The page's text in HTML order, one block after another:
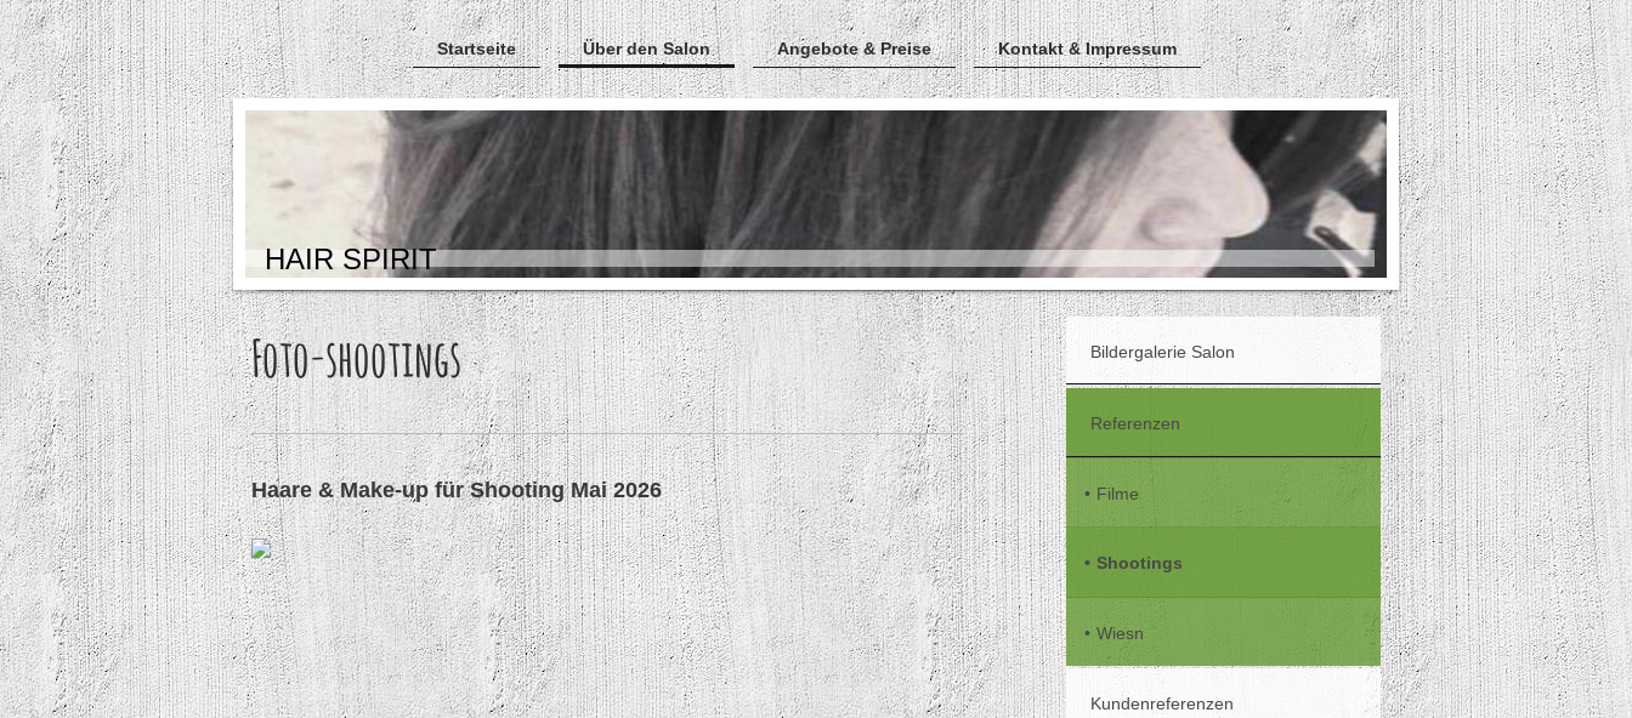
Startseite Über den Salon Angebote & Preise Kontakt & Impressum
HAIR SPIRIT
Foto-shootings
Haare & Make-up für Shooting Mai 2026
Bildergalerie Salon
Referenzen
Filme
Shootings
Wiesn
Kundenreferenzen